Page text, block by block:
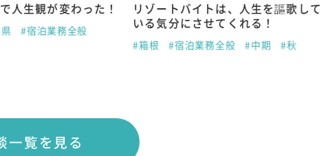
人生観が変わった！
#宿泊業務全般
リゾートバイトは、人生を謳歌して
いる気分にさせてくれる！
#箱根 #宿泊業務全般 #中期 #秋
一覧を見る